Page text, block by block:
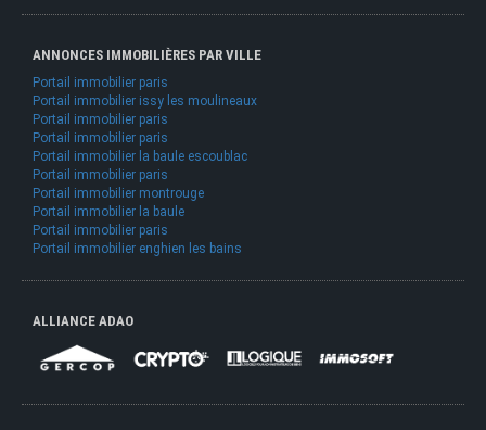
ANNONCES IMMOBILIÈRES PAR VILLE
Portail immobilier paris
Portail immobilier issy les moulineaux
Portail immobilier paris
Portail immobilier paris
Portail immobilier la baule escoublac
Portail immobilier paris
Portail immobilier montrouge
Portail immobilier la baule
Portail immobilier paris
Portail immobilier enghien les bains
ALLIANCE ADAO